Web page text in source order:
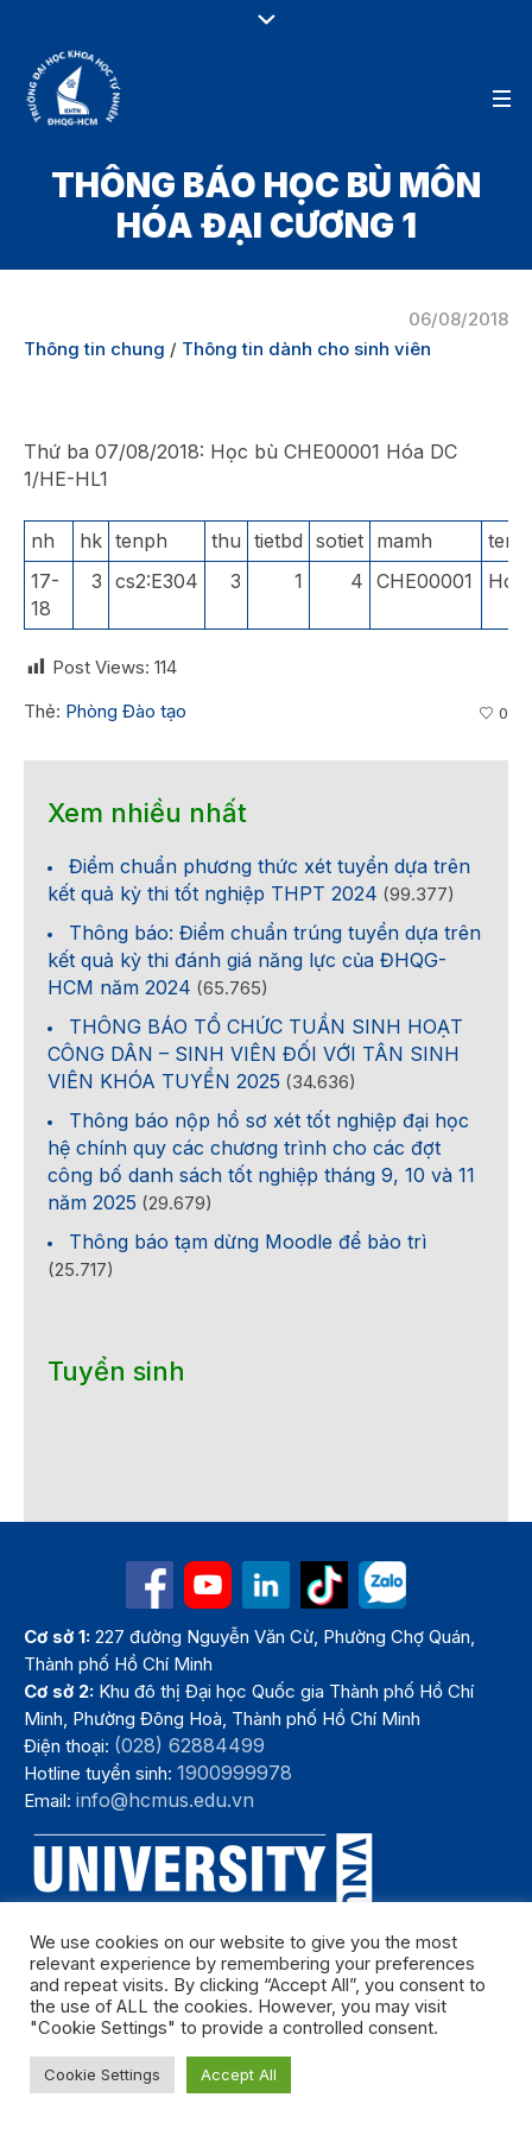
THÔNG BÁO HỌC BÙ MÔN
HÓA ĐẠI CƯƠNG 1
06/08/2018
Thông tin chung / Thông tin dành cho sinh viên
Thứ ba 07/08/2018: Học bù CHE00001 Hóa DC
1/HE-HL1
nh hk tenph thu tietbd sotiet mamh
17-
18
3 cs2:E304 3 1 4 CHE00001 Hóa
Post Views: 114
Thẻ: Phòng Đào tạo 0
Xem nhiều nhất
Điểm chuẩn phương thức xét tuyển dựa trên
kết quả kỳ thi tốt nghiệp THPT 2024 (99.377)
Thông báo: Điểm chuẩn trúng tuyển dựa trên
kết quả kỳ thi đánh giá năng lực của ĐHQG-
HCM năm 2024 (65.765)
THÔNG BÁO TỔ CHỨC TUẦN SINH HOẠT
CÔNG DÂN – SINH VIÊN ĐỐI VỚI TÂN SINH
VIÊN KHÓA TUYỂN 2025 (34.636)
Thông báo nộp hồ sơ xét tốt nghiệp đại học
hệ chính quy các chương trình cho các đợt
công bố danh sách tốt nghiệp tháng 9, 10 và 11
năm 2025 (29.679)
Thông báo tạm dừng Moodle để bảo trì
(25.717)
Tuyển sinh
Cơ sở 1: 227 đường Nguyễn Văn Cừ, Phường Chợ Quán,
Thành phố Hồ Chí Minh
Cơ sở 2: Khu đô thị Đại học Quốc gia Thành phố Hồ Chí
Minh, Phường Đông Hoà, Thành phố Hồ Chí Minh
Điện thoại: (028) 62884499
Hotline tuyển sinh:1900999978
Email:info@hcmus.edu.vn
Bản quyền thuộc Trường Đại học Khoa học tự nhiên, Đại học Quốc
gia Thành phố Hồ Chí Minh. Năm 2024
We use cookies on our website to give you the most
relevant experience by remembering your preferences
and repeat visits. By clicking “Accept All”, you consent to
the use of ALL the cookies. However, you may visit
"Cookie Settings" to provide a controlled consent.
Cookie Settings Accept All